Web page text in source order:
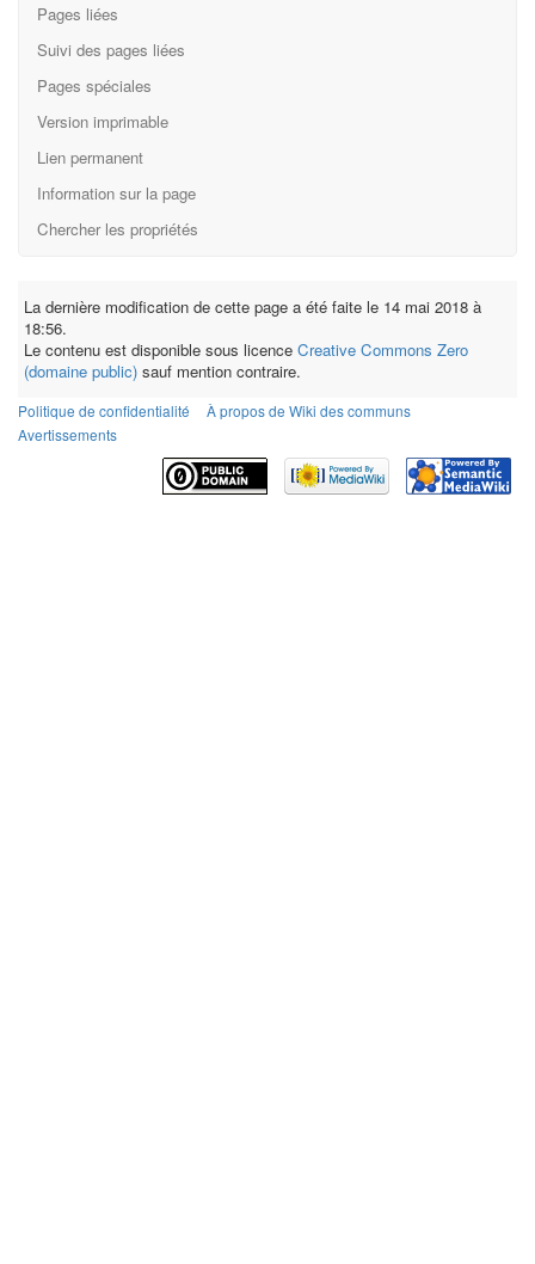
Pages liées
Suivi des pages liées
Pages spéciales
Version imprimable
Lien permanent
Information sur la page
Chercher les propriétés
La dernière modification de cette page a été faite le 14 mai 2018 à
18:56.
Le contenu est disponible sous licence Creative Commons Zero
(domaine public) sauf mention contraire.
Politique de confidentialité
À propos de Wiki des communs
Avertissements